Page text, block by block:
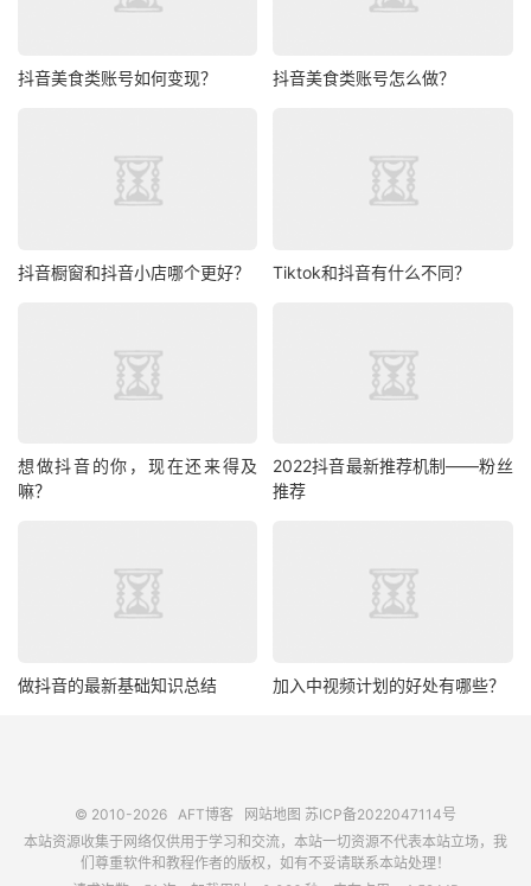
抖音美食类账号如何变现？ 抖音美食类账号怎么做？
抖音橱窗和抖音小店哪个更好？ Tiktok和抖音有什么不同？
想做抖音的你，现在还来得及
嘛？
2022抖音最新推荐机制——粉丝
推荐
做抖音的最新基础知识总结 加入中视频计划的好处有哪些？
© 2010-2026 AFT博客 网站地图 苏ICP备2022047114号
本站资源收集于网络仅供用于学习和交流，本站一切资源不代表本站立场，我
们尊重软件和教程作者的版权，如有不妥请联系本站处理！